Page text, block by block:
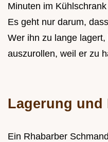
Minuten im
Es geht nur darum,
Wer ihn zu lange
auszurollen, weil er zu
Lagerung und
Ein Rhabarber